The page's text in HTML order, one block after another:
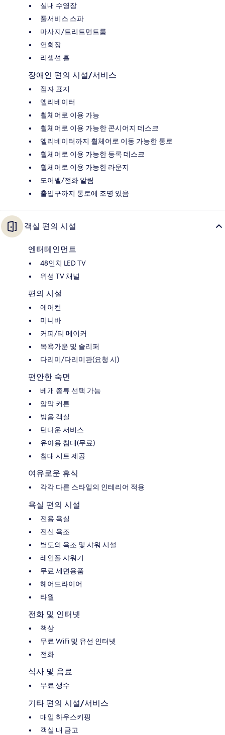
실내 수영장
풀서비스 스파
마사지/트리트먼트룸
연회장
리셉션 홀
장애인 편의 시설/서비스
점자 표지
엘리베이터
휠체어로 이용 가능
휠체어로 이용 가능한 콘시어지 데스크
엘리베이터까지 휠체어로 이동 가능한 통로
휠체어로 이용 가능한 등록 데스크
휠체어로 이용 가능한 라운지
도어벨/전화 알림
출입구까지 통로에 조명 있음
객실 편의 시설
엔터테인먼트
48인치 LED TV
위성 TV 채널
편의 시설
에어컨
미니바
커피/티 메이커
목욕가운 및 슬리퍼
다리미/다리미판(요청 시)
편안한 숙면
베개 종류 선택 가능
암막 커튼
방음 객실
턴다운 서비스
유아용 침대(무료)
침대 시트 제공
여유로운 휴식
각각 다른 스타일의 인테리어 적용
욕실 편의 시설
전용 욕실
전신 욕조
별도의 욕조 및 샤워 시설
레인폴 샤워기
무료 세면용품
헤어드라이어
타월
전화 및 인터넷
책상
무료 WiFi 및 유선 인터넷
전화
식사 및 음료
무료 생수
기타 편의 시설/서비스
매일 하우스키핑
객실 내 금고